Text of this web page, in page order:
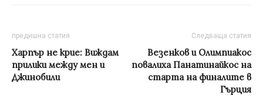
предишна статия
Харпър не крие: Виждам
прилики между мен и
Джинобили
Следваща статия
Везенков и Олимпиакос
повалиха Панатинайкос на
старта на финалите в
Гърция